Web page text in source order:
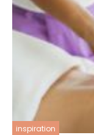
inspiration